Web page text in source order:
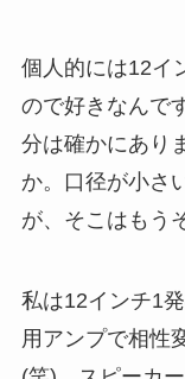
個人的には12イ
ので好きなんで
分は確かにあり
か。口径が小さ
が、そこはもう
私は12インチ1
用アンプで相性